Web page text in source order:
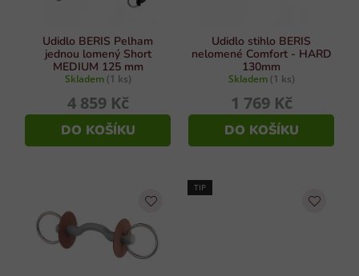
Udidlo BERIS Pelham
jednou lomený Short
MEDIUM 125 mm
Skladem (1 ks)
4 859 Kč
DO KOŠÍKU
Udidlo stihlo BERIS
nelomené Comfort - HARD
130mm
Skladem (1 ks)
1 769 Kč
DO KOŠÍKU
TIP